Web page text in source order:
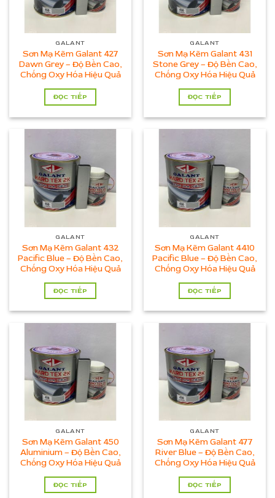
GALANT
Sơn Mạ Kẽm Galant 427
Dawn Grey – Độ Bền Cao,
Chống Oxy Hóa Hiệu Quả
ĐỌC TIẾP
GALANT
Sơn Mạ Kẽm Galant 431
Stone Grey – Độ Bền Cao,
Chống Oxy Hóa Hiệu Quả
ĐỌC TIẾP
GALANT
Sơn Mạ Kẽm Galant 432
Pacific Blue – Độ Bền Cao,
Chống Oxy Hóa Hiệu Quả
ĐỌC TIẾP
GALANT
Sơn Mạ Kẽm Galant 4410
Pacific Blue – Độ Bền Cao,
Chống Oxy Hóa Hiệu Quả
ĐỌC TIẾP
GALANT
Sơn Mạ Kẽm Galant 450
Aluminium – Độ Bền Cao,
Chống Oxy Hóa Hiệu Quả
ĐỌC TIẾP
GALANT
Sơn Mạ Kẽm Galant 477
River Blue – Độ Bền Cao,
Chống Oxy Hóa Hiệu Quả
ĐỌC TIẾP